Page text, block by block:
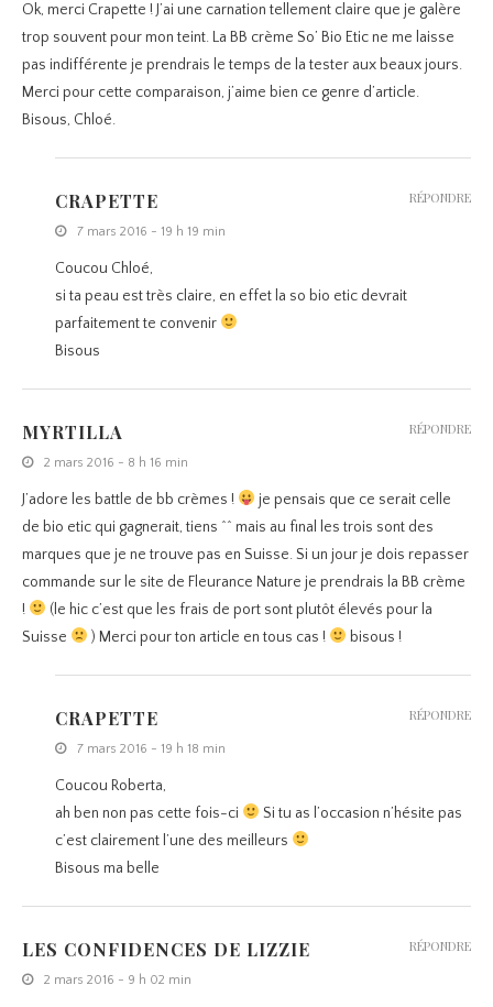
Ok, merci Crapette ! J’ai une carnation tellement claire que je galère
trop souvent pour mon teint. La BB crème So’ Bio Etic ne me laisse
pas indifférente je prendrais le temps de la tester aux beaux jours.
Merci pour cette comparaison, j’aime bien ce genre d’article.
Bisous, Chloé.
CRAPETTE
7 mars 2016 - 19 h 19 min
Coucou Chloé,
si ta peau est très claire, en effet la so bio etic devrait
parfaitement te convenir
Bisous
RÉPONDRE
MYRTILLA
2 mars 2016 - 8 h 16 min
J’adore les battle de bb crèmes !
je pensais que ce serait celle
de bio etic qui gagnerait, tiens ^^ mais au final les trois sont des
marques que je ne trouve pas en Suisse. Si un jour je dois repasser
commande sur le site de Fleurance Nature je prendrais la BB crème
!
(le hic c’est que les frais de port sont plutôt élevés pour la
Suisse
) Merci pour ton article en tous cas ! bisous !
RÉPONDRE
CRAPETTE
7 mars 2016 - 19 h 18 min
Coucou Roberta,
ah ben non pas cette fois-ci
Si tu as l’occasion n’hésite pas
c’est clairement l’une des meilleurs
Bisous ma belle
RÉPONDRE
LES CONFIDENCES DE LIZZIE
2 mars 2016 - 9 h 02 min
RÉPONDRE